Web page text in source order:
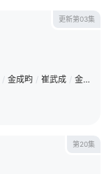
更新第03集
/ 金成畇 / 崔武成 / 金善映
第20集